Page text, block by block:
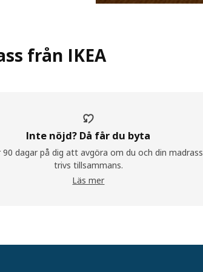
från IKEA
Inte nöjd? Då får du byta
90 dagar på dig att avgöra om du och din madrass
trivs tillsammans.
Läs mer